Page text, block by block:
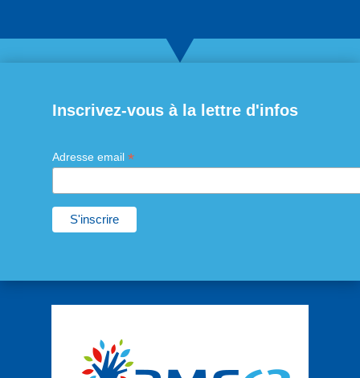
Inscrivez-vous à la lettre d'infos
Adresse email *